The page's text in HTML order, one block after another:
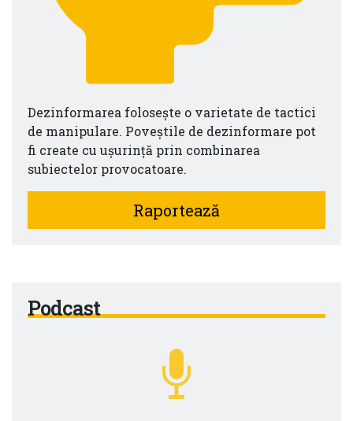
Dezinformarea folosește o varietate de tactici
de manipulare. Poveștile de dezinformare pot
fi create cu ușurință prin combinarea
subiectelor provocatoare.
Raportează
Podcast